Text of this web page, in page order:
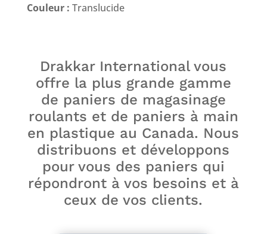
Couleur : Translucide
Drakkar International vous
offre la plus grande gamme
de paniers de magasinage
roulants et de paniers à main
en plastique au Canada. Nous
distribuons et développons
pour vous des paniers qui
répondront à vos besoins et à
ceux de vos clients.